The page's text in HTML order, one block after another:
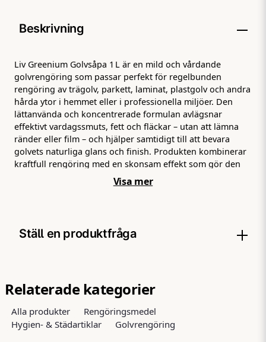
Beskrivning
Liv Greenium Golvsåpa 1 L är en mild och vårdande
golvrengöring som passar perfekt för regelbunden
rengöring av trägolv, parkett, laminat, plastgolv och andra
hårda ytor i hemmet eller i professionella miljöer. Den
lättanvända och koncentrerade formulan avlägsnar
effektivt vardagssmuts, fett och fläckar – utan att lämna
ränder eller film – och hjälper samtidigt till att bevara
golvets naturliga glans och finish. Produkten kombinerar
kraftfull rengöring med en skonsam effekt som gör den
idealisk även för känsligare ytor som kräver omtanke vid
rengöring. Den är enkel att använda – bara blanda med
och professionella städteam. Golvsåpan lämnar en
behaglig, fräsch doft efter sig och ger samtidigt ett rent,
start på rengöringen. Sammanfattningsvis är Liv
Greenium Golvsåpa 1 L ett funktionellt, milt och effektivt
rengöringsmedel som gör vardagsstädningen enklare och
dina golv fräschare – varje gång.
Visa mer
Ställ en produktfråga
name
Relaterade kategorier
Alla produkter
Rengöringsmedel
Hygien- & Städartiklar
Golvrengöring